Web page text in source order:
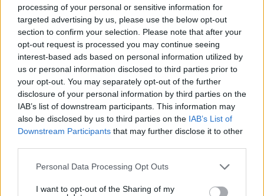
processing of your personal or sensitive information for
targeted advertising by us, please use the below opt-out
section to confirm your selection. Please note that after your
opt-out request is processed you may continue seeing
interest-based ads based on personal information utilized by
us or personal information disclosed to third parties prior to
your opt-out. You may separately opt-out of the further
disclosure of your personal information by third parties on the
IAB’s list of downstream participants. This information may
also be disclosed by us to third parties on the IAB’s List of
Downstream Participants that may further disclose it to other
Please note that this website/app uses one or more Google
not limited to your visit or usage behaviour. You may click to
Personal Data Processing Opt Outs
I want to opt-out of the Sharing of my